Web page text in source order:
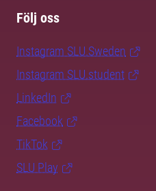
Följ oss
Instagram SLU.Sweden
Instagram SLU.student
LinkedIn
Facebook
TikTok
SLU Play